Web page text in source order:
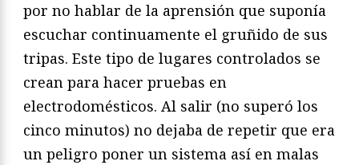
por no hablar de la aprensión que suponía
escuchar continuamente el gruñido de sus
tripas. Este tipo de lugares controlados se
crean para hacer pruebas en
electrodomésticos. Al salir (no superó los
cinco minutos) no dejaba de repetir que era
un peligro poner un sistema así en malas